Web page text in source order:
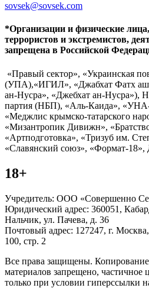
sovsek@sovsek.com
*Организации и физические
террористов и экстремистов,
запрещена в Российской
«Правый сектор», «Украинская
(УПА),«ИГИЛ», «Джабхат Фатх
ан-Нусра», «Джебхат ан-Нусра»),
партия (НБП), «Аль-Каида»,
«Меджлис крымско-татарского
«Мизантропик Дивижн»,
«Артподготовка», «Тризуб им.
«Славянский союз», «Формат-18»,
18+
Учредитель: ООО «Совершенно
Юридический адрес: 360051,
Нальчик, ул. Пачева, д. 36
Почтовый адрес: 127247, г.
100, стр. 2
Все права защищены.
материалов запрещено, частичное
только при условии гиперссылки